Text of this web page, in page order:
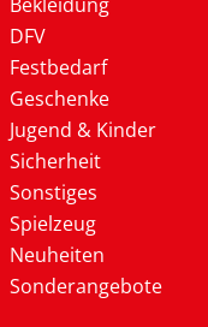
DFV
Festbedarf
Geschenke
Jugend & Kinder
Sicherheit
Sonstiges
Spielzeug
Neuheiten
Sonderangebote